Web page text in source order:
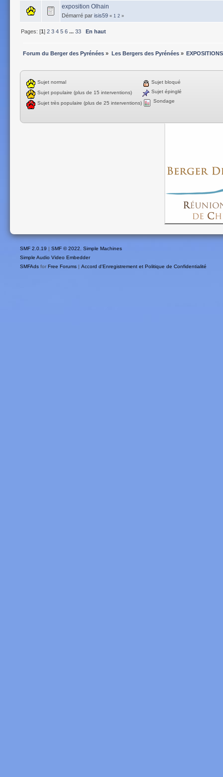
exposition Olhain
Démarré par isis59 « 1 2 »
Pages: [1]2 3 4 5 6 ...33 En haut
Forum du Berger des Pyrénées » Les Bergers des Pyrénées» EXPOSITIONS
Sujet normal
Sujet populaire (plus de 15 interventions)
Sujet très populaire (plus de 25 interventions)
Sujet bloqué
Sujet épinglé
Sondage
SMF 2.0.19 | SMF © 2022
Simple Machines
Simple Audio Video Embedder
SMFAds for Free Forums | Accord d'Enregistrement et Politique de Confidentialité